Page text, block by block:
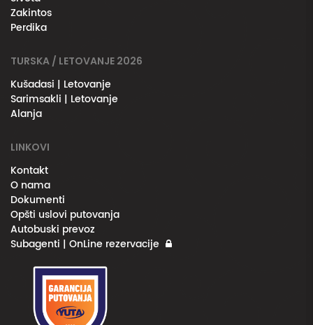
Zakintos
Perdika
TURSKA / LETOVANJE 2026
Kušadasi | Letovanje
Sarimsakli | Letovanje
Alanja
LINKOVI
Kontakt
O nama
Dokumenti
Opšti uslovi putovanja
Autobuski prevoz
Subagenti | OnLine rezervacije